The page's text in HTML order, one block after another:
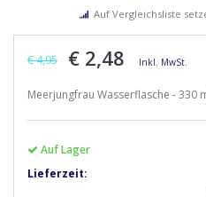
Auf Vergleichsliste
€ 4,95 € 2,48 Inkl. MwSt.
Meerjungfrau Wasserflasche - 330
Auf Lager
Lieferzeit: